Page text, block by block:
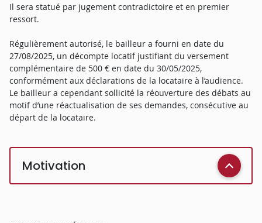
Il sera statué par jugement contradictoire et en premier
ressort.
Régulièrement autorisé, le bailleur a fourni en date du
27/08/2025, un décompte locatif justifiant du versement
complémentaire de 500 € en date du 30/05/2025,
conformément aux déclarations de la locataire à l’audience.
Le bailleur a cependant sollicité la réouverture des débats au
motif d’une réactualisation de ses demandes, consécutive au
départ de la locataire.
Motivation